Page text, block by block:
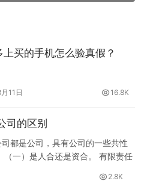
上买的手机怎么验真假？
11日 16.8K
司的区别
都是公司，具有公司的一些共性
一）是人合还是资合。 有限责任
2.8K